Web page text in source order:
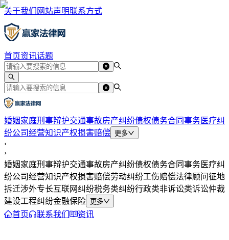
关于我们 网站声明联系方式
首页资讯话题
婚姻家庭刑事辩护交通事故房产纠纷债权债务合同事务医疗纠
纷公司经营知识产权损害赔偿 更多
‹
›
婚姻家庭刑事辩护交通事故房产纠纷债权债务合同事务医疗纠
纷公司经营知识产权损害赔偿劳动纠纷工伤赔偿法律顾问征地
拆迁涉外专长互联网纠纷税务类纠纷行政类非诉讼类诉讼仲裁
建设工程纠纷金融保险 更多
首页 联系我们 资讯